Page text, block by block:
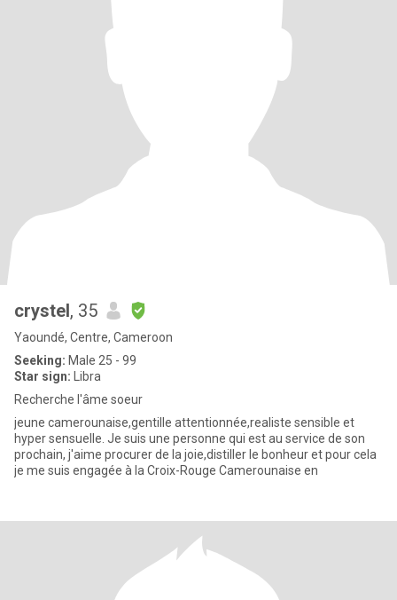
crystel, 35
Yaoundé, Centre, Cameroon
Seeking: Male 25 - 99
Star sign: Libra
Recherche l'âme soeur
jeune camerounaise,gentille attentionnée,realiste sensible et
hyper sensuelle. Je suis une personne qui est au service de son
prochain, j'aime procurer de la joie,distiller le bonheur et pour cela
je me suis engagée à la Croix-Rouge Camerounaise en